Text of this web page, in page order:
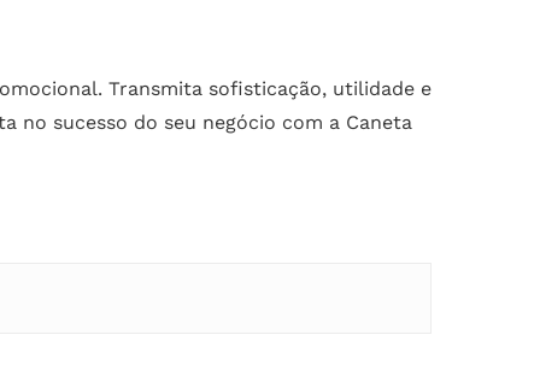
Transmita sofisticação, utilidade e
no sucesso do seu negócio com a Caneta